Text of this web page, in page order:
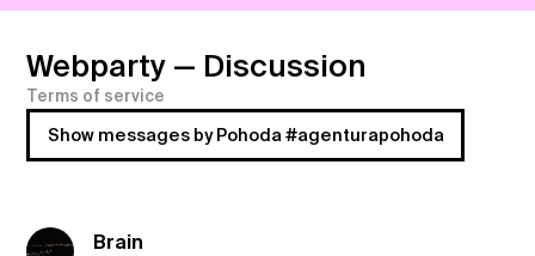
Webparty — Discussion
Terms of service
Show messages by Pohoda #agenturapohoda
Brain